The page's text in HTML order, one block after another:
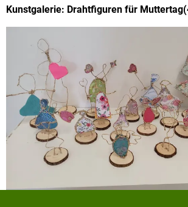
Kunstgalerie: Drahtfiguren für